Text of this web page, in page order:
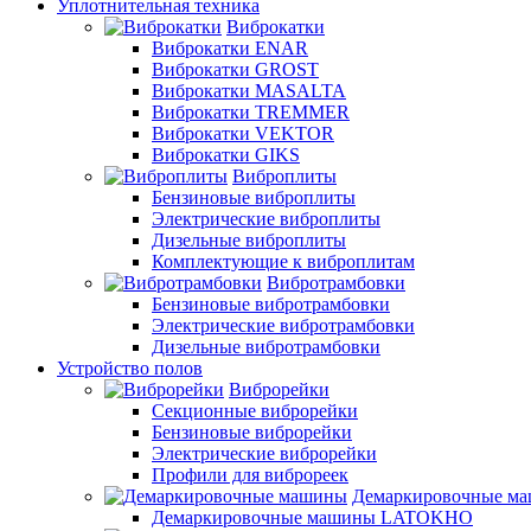
Уплотнительная техника
Виброкатки
Виброкатки ENAR
Виброкатки GROST
Виброкатки MASALTA
Виброкатки TREMMER
Виброкатки VEKTOR
Виброкатки GIKS
Виброплиты
Бензиновые виброплиты
Электрические виброплиты
Дизельные виброплиты
Комплектующие к виброплитам
Вибротрамбовки
Бензиновые вибротрамбовки
Электрические вибротрамбовки
Дизельные вибротрамбовки
Устройство полов
Виброрейки
Секционные виброрейки
Бензиновые виброрейки
Электрические виброрейки
Профили для виброреек
Демаркировочные
Демаркировочные машины LATOKHO